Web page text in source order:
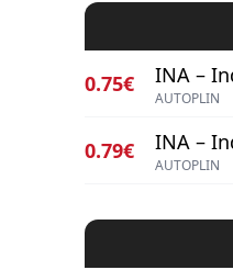
0.75€ INA –
AUTOPLIN
0.79€ INA –
AUTOPLIN